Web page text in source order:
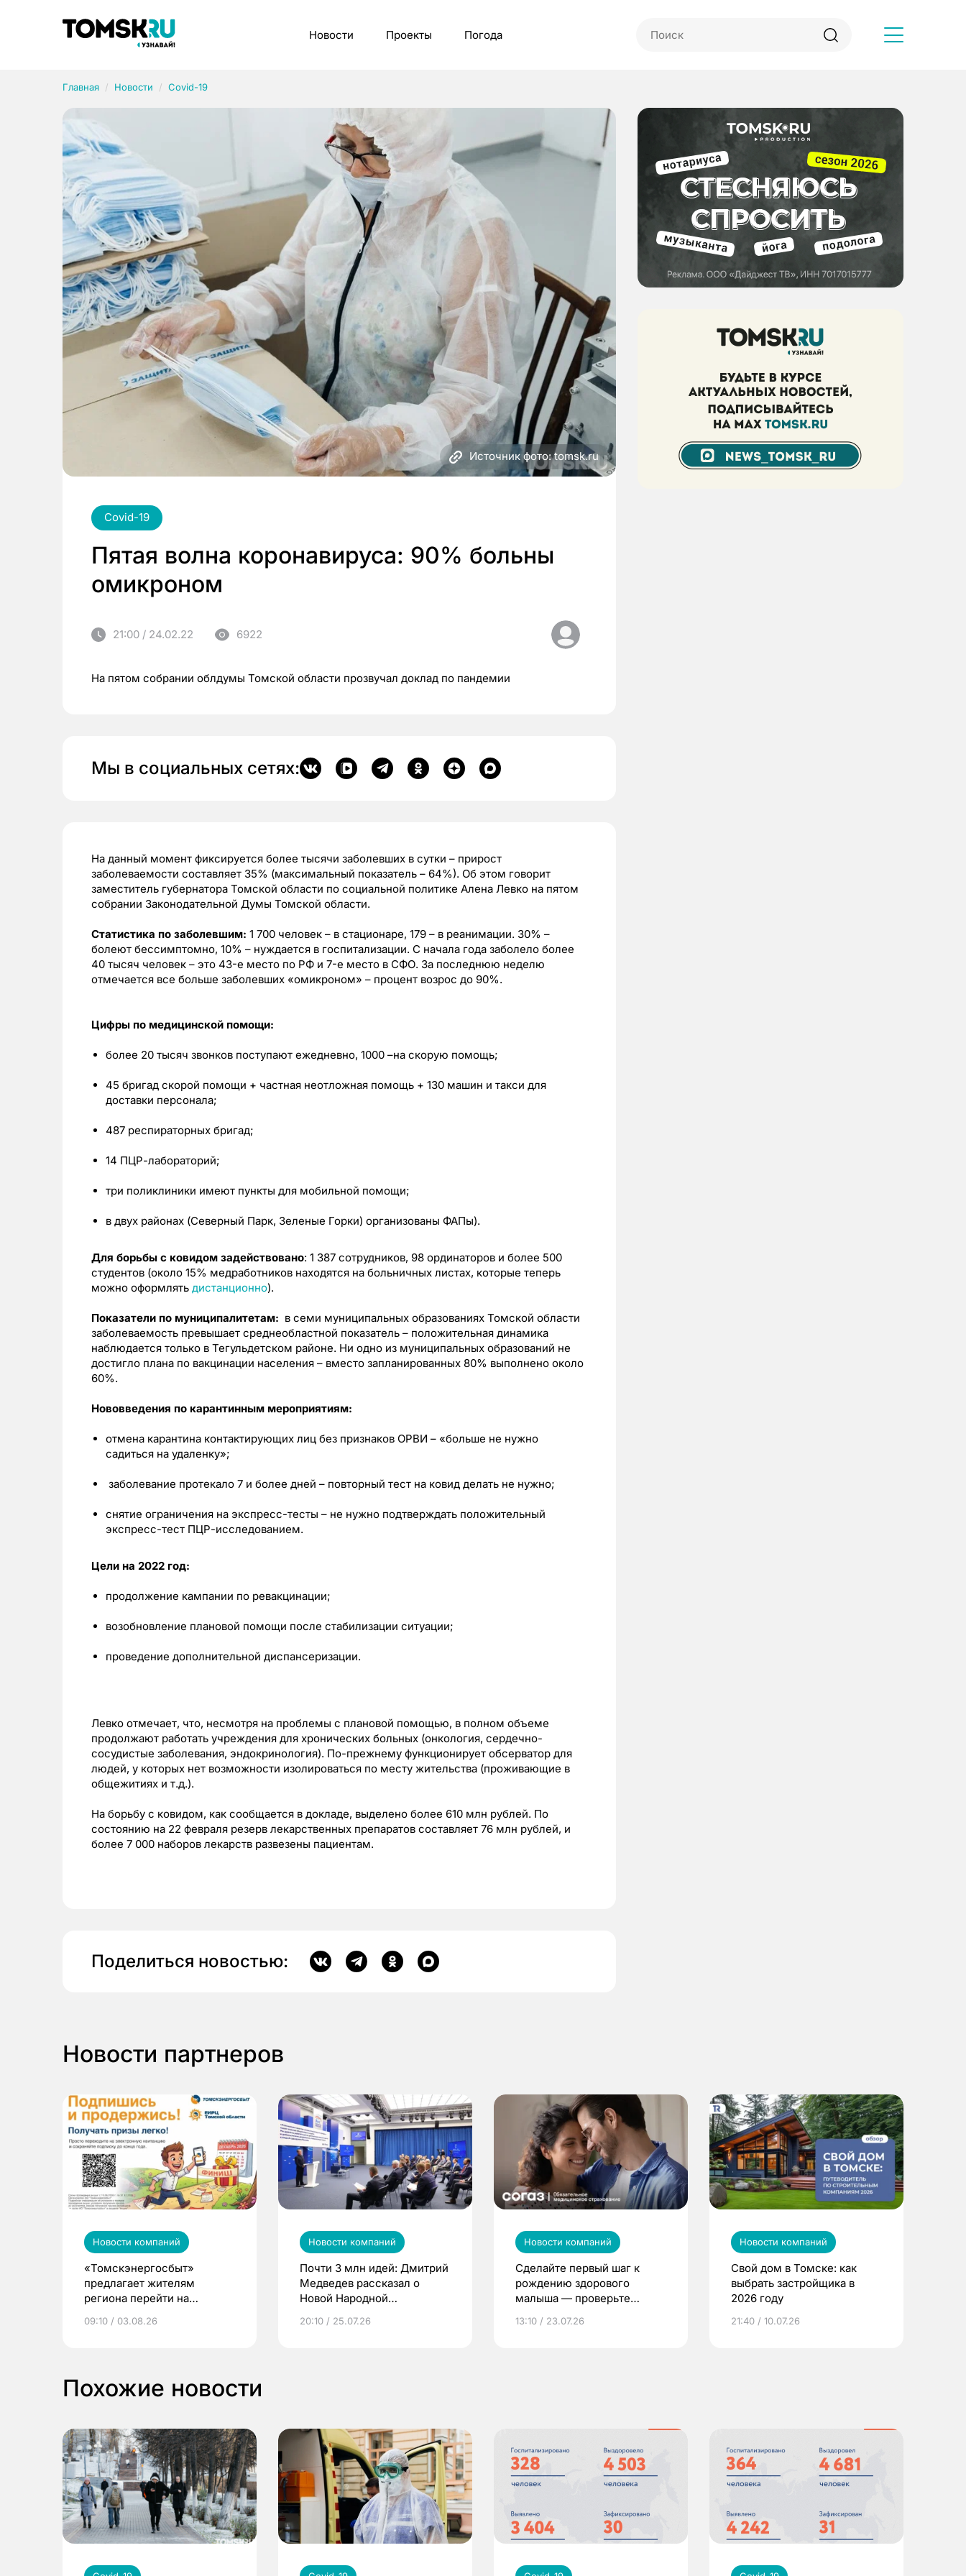
Новости Проекты Погода
Главная Новости Covid-19
Источник фото: tomsk.ru
Covid-19
Пятая волна коронавируса: 90% больны
омикроном
21:00 / 24.02.22 6922
На пятом собрании облдумы Томской области прозвучал доклад по пандемии
Мы в социальных сетях:
На данный момент фиксируется более тысячи заболевших в сутки – прирост
заболеваемости составляет 35% (максимальный показатель – 64%). Об этом говорит
заместитель губернатора Томской области по социальной политике Алена Левко на пятом
собрании Законодательной Думы Томской области.
Статистика по заболевшим: 1 700 человек – в стационаре, 179 – в реанимации. 30% –
болеют бессимптомно, 10% – нуждается в госпитализации. С начала года заболело более
40 тысяч человек – это 43-е место по РФ и 7-е место в СФО. За последнюю неделю
отмечается все больше заболевших «омикроном» – процент возрос до 90%.
Цифры по медицинской помощи:
более 20 тысяч звонков поступают ежедневно, 1000 –на скорую помощь;
45 бригад скорой помощи + частная неотложная помощь + 130 машин и такси для
доставки персонала;
487 респираторных бригад;
14 ПЦР-лабораторий;
три поликлиники имеют пункты для мобильной помощи;
в двух районах (Северный Парк, Зеленые Горки) организованы ФАПы).
Для борьбы с ковидом задействовано: 1 387 сотрудников, 98 ординаторов и более 500
студентов (около 15% медработников находятся на больничных листах, которые теперь
можно оформлять дистанционно).
Показатели по муниципалитетам: в семи муниципальных образованиях Томской области
заболеваемость превышает среднеобластной показатель – положительная динамика
наблюдается только в Тегульдетском районе. Ни одно из муниципальных образований не
достигло плана по вакцинации населения – вместо запланированных 80% выполнено около
60%.
Нововведения по карантинным мероприятиям:
отмена карантина контактирующих лиц без признаков ОРВИ – «больше не нужно
садиться на удаленку»;
заболевание протекало 7 и более дней – повторный тест на ковид делать не нужно;
снятие ограничения на экспресс-тесты – не нужно подтверждать положительный
экспресс-тест ПЦР-исследованием.
Цели на 2022 год:
продолжение кампании по ревакцинации;
возобновление плановой помощи после стабилизации ситуации;
проведение дополнительной диспансеризации.
Левко отмечает, что, несмотря на проблемы с плановой помощью, в полном объеме
продолжают работать учреждения для хронических больных (онкология, сердечно-
сосудистые заболевания, эндокринология). По-прежнему функционирует обсерватор для
людей, у которых нет возможности изолироваться по месту жительства (проживающие в
общежитиях и т.д.).
На борьбу с ковидом, как сообщается в докладе, выделено более 610 млн рублей. По
состоянию на 22 февраля резерв лекарственных препаратов составляет 76 млн рублей, и
более 7 000 наборов лекарств развезены пациентам.
Поделиться новостью:
Новости партнеров
Новости компаний
«Томскэнергосбыт»
предлагает жителям
региона перейти на
выиграть призы
09:10 / 03.08.26
Новости компаний
Почти 3 млн идей: Дмитрий
Медведев рассказал о
Новой Народной
20:10 / 25.07.26
Новости компаний
Сделайте первый шаг к
рождению здорового
малыша — проверьте
по ОМС!
13:10 / 23.07.26
Новости компаний
Свой дом в Томске: как
выбрать застройщика в
2026 году
21:40 / 10.07.26
Похожие новости
Рубрики